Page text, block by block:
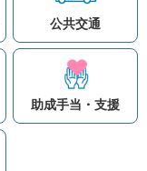
公共交通
助成手当・支援
リンク集
と免責事項につ